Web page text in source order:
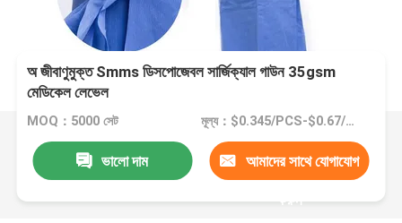
অ জীবাণুমুক্ত Smms ডিসপোজেবল সার্জিক্যাল গাউন 35gsm
মেডিকেল লেভেল
MOQ：5000 সেট মূল্য：$0.345/PCS-$0.67/PCS
ভালো দাম আমাদের সাথে যোগাযোগ
করুন